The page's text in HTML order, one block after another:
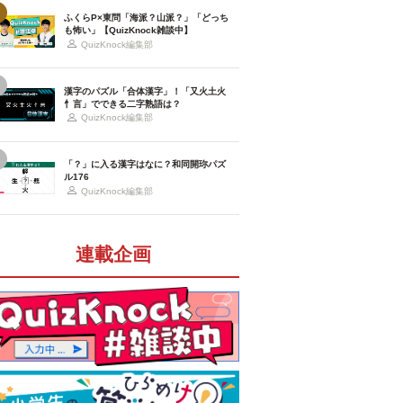
ふくらP×東問「海派？山派？」「どっち
も怖い」【QuizKnock雑談中】
QuizKnock編集部
漢字のパズル「合体漢字」！「又火土火
忄言」でできる二字熟語は？
QuizKnock編集部
「？」に入る漢字はなに？和同開珎パズ
ル176
QuizKnock編集部
連載企画